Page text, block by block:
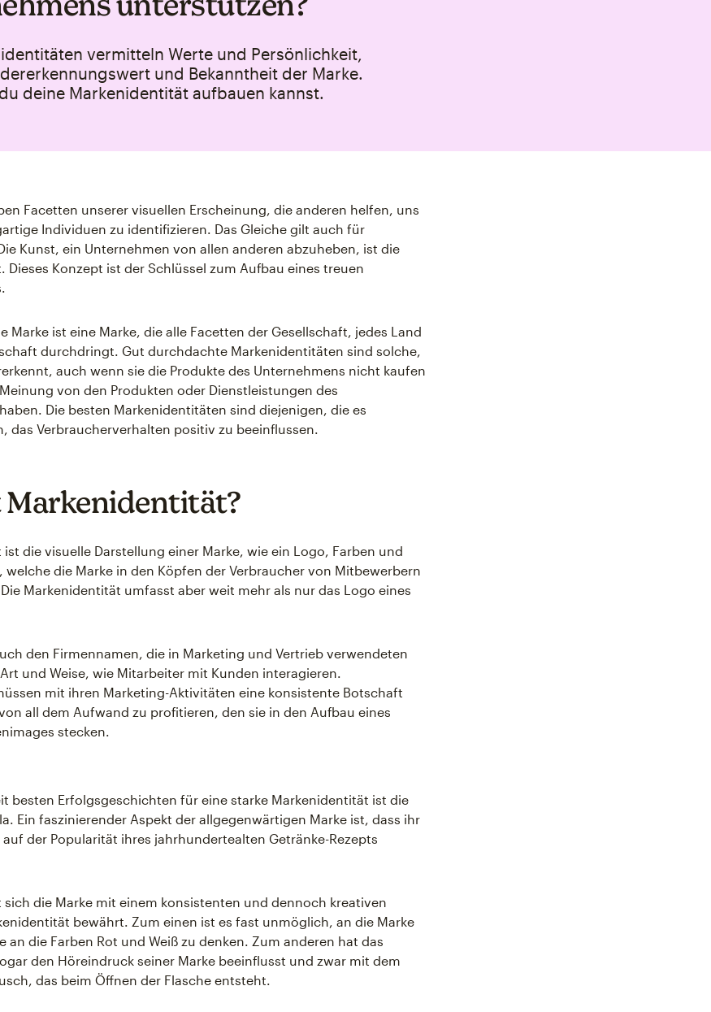
vermitteln Werte und Persönlichkeit,
und Bekanntheit der Marke.
deine Markenidentität aufbauen kannst.
Facetten unserer visuellen Erscheinung, die anderen helfen, uns
Individuen zu identifizieren. Das Gleiche gilt auch für
Kunst, ein Unternehmen von allen anderen abzuheben, ist die
Dieses Konzept ist der Schlüssel zum Aufbau eines treuen
Marke ist eine Marke, die alle Facetten der Gesellschaft, jedes Land
durchdringt. Gut durchdachte Markenidentitäten sind solche,
auch wenn sie die Produkte des Unternehmens nicht kaufen
von den Produkten oder Dienstleistungen des
Die besten Markenidentitäten sind diejenigen, die es
das Verbraucherverhalten positiv zu beeinflussen.
Markenidentität?
die visuelle Darstellung einer Marke, wie ein Logo, Farben und
welche die Marke in den Köpfen der Verbraucher von Mitbewerbern
Markenidentität umfasst aber weit mehr als nur das Logo eines
den Firmennamen, die in Marketing und Vertrieb verwendeten
und Weise, wie Mitarbeiter mit Kunden interagieren.
mit ihren Marketing-Aktivitäten eine konsistente Botschaft
all dem Aufwand zu profitieren, den sie in den Aufbau eines
stecken.
besten Erfolgsgeschichten für eine starke Markenidentität ist die
Ein faszinierender Aspekt der allgegenwärtigen Marke ist, dass ihr
der Popularität ihres jahrhundertealten Getränke-Rezepts
sich die Marke mit einem konsistenten und dennoch kreativen
bewährt. Zum einen ist es fast unmöglich, an die Marke
an die Farben Rot und Weiß zu denken. Zum anderen hat das
den Höreindruck seiner Marke beeinflusst und zwar mit dem
das beim Öffnen der Flasche entsteht.